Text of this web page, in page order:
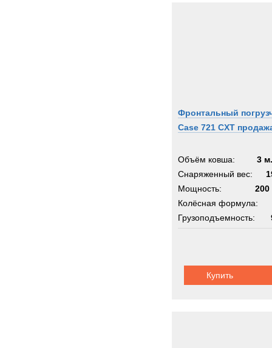
Фронтальный
Case 721 CXT
Объём ковша:
3
Снаряженный вес:
Мощность:
200
Колёсная формула:
Грузоподъемность:
Купить